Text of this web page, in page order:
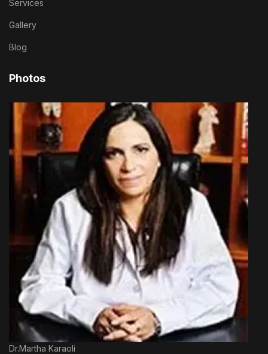
Services
Gallery
Blog
Photos
Dr.Martha Karaoli